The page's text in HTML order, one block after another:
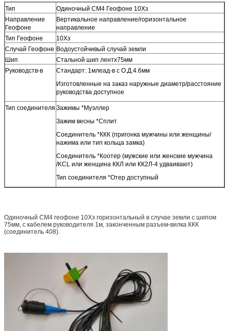
Тип
Одиночный СМ4 Геофоне 10Хз
Направление
Геофоне
Вертикальное направление/горизонтальное
направление
Тип Геофоне
10Хз
Случай Геофоне Водоустойчивый случай земли
Шип
Стальной шип лентх75мм
Руководств-в
Стандарт: 1млеад-в с О.Д.4.6мм
Изготовленные на заказ наружные диаметр/расстояние
руководства доступное
Тип соединителя Зажимы *Муэллер
Зажим весны *Сплит
Соединитель *ККК (пригонка мужчины или женщины/
нажима или тип кольца замка)
Соединитель *Коотер (мужские или женские мужчина
/KCL или женщина ККЛ или КК2Л-4 удваивают)
Тип соединителя *Отер доступный
Одиночный СМ4 геофоне 10Хз горизонтальный в случае земли с шипом
75мм, с кабелем руководителя 1м, законченным разъем-вилка ККК
(соединитель 408).